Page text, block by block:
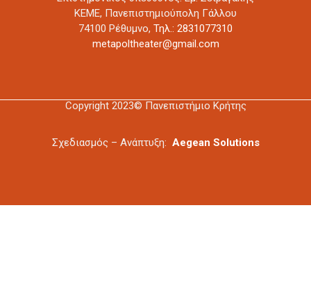
ΚΕΜΕ, Πανεπιστημιούπολη Γάλλου
74100 Ρέθυμνο, Τηλ.: 2831077310
metapoltheater@gmail.com
Copyright 2023© Πανεπιστήμιο Κρήτης
Σχεδιασμός – Ανάπτυξη: Aegean Solutions